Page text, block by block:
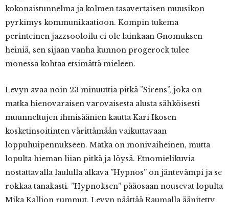
kokonaistunnelma ja kolmen tasavertaisen muusikon
pyrkimys kommunikaatioon. Kompin tukema
perinteinen jazzsooloilu ei ole lainkaan Gnomuksen
heiniä, sen sijaan vanha kunnon progerock tulee
monessa kohtaa etsimättä mieleen.
Levyn avaa noin 23 minuuttia pitkä ”Sirens”, joka on
matka hienovaraisen varovaisesta alusta sähköisesti
muunneltujen ihmisäänien kautta Kari Ikosen
kosketinsoitinten värittämään vaikuttavaan
loppuhuipennukseen. Matka on monivaiheinen, mutta
lopulta hieman liian pitkä ja löysä. Etnomielikuvia
nostattavalla laululla alkava ”Hypnos” on jäntevämpi ja se
rokkaa tanakasti. ”Hypnoksen” pääosaan nousevat lopulta
Mika Kallion rummut. Levyn päättää Raumalla äänitetty